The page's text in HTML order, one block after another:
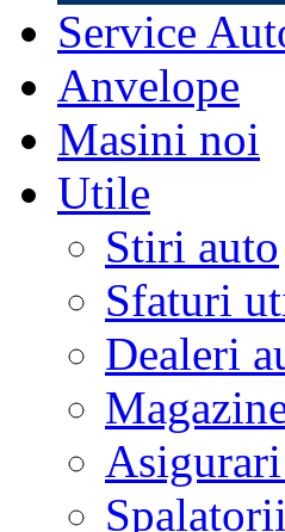
Service
Anvelope
Masini noi
Utile
Stiri auto
Sfaturi
Dealeri